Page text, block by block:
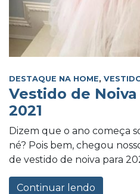
DESTAQUE NA HOME,
Vestido de
2021
Dizem que o ano começa
né? Pois bem, chegou
de vestido de noiva para
Continuar lendo